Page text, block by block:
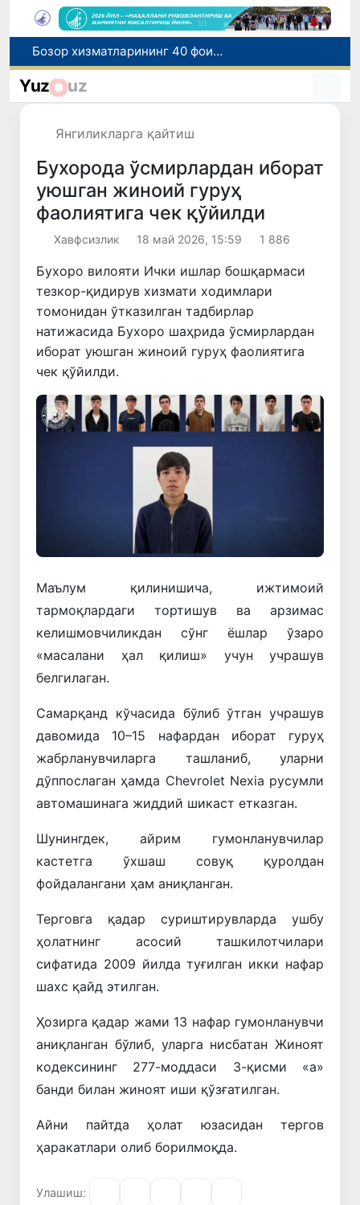
Бозор хизматларининг 40 фоиздан ортиғи пойтахт ҳиссасига тўғри келмоқда
“Мен таниган Ўзбекистон!”
Ўзбекистонда зилзила содир бўлди
Yuz uz
Янгиликларга қайтиш
Бухорода ўсмирлардан иборат
уюшган жиноий гуруҳ
фаолиятига чек қўйилди
Хавфсизлик 18 май 2026, 15:59 1 886
Бухоро вилояти Ички ишлар бошқармаси
тезкор-қидирув хизмати ходимлари
томонидан ўтказилган тадбирлар
натижасида Бухоро шаҳрида ўсмирлардан
иборат уюшган жиноий гуруҳ фаолиятига
чек қўйилди.
Маълум қилинишича, ижтимоий
тармоқлардаги тортишув ва арзимас
келишмовчиликдан сўнг ёшлар ўзаро
«масалани ҳал қилиш» учун учрашув
белгилаган.
Самарқанд кўчасида бўлиб ўтган учрашув
давомида 10–15 нафардан иборат гуруҳ
жабрланувчиларга ташланиб, уларни
дўппослаган ҳамда Chevrolet Nexia русумли
автомашинага жиддий шикаст етказган.
Шунингдек, айрим гумонланувчилар
кастетга ўхшаш совуқ қуролдан
фойдалангани ҳам аниқланган.
Терговга қадар суриштирувларда ушбу
ҳолатнинг асосий ташкилотчилари
сифатида 2009 йилда туғилган икки нафар
шахс қайд этилган.
Ҳозирга қадар жами 13 нафар гумонланувчи
аниқланган бўлиб, уларга нисбатан Жиноят
кодексининг 277-моддаси 3-қисми «а»
банди билан жиноят иши қўзғатилган.
Айни пайтда ҳолат юзасидан тергов
ҳаракатлари олиб борилмоқда.
Улашиш: